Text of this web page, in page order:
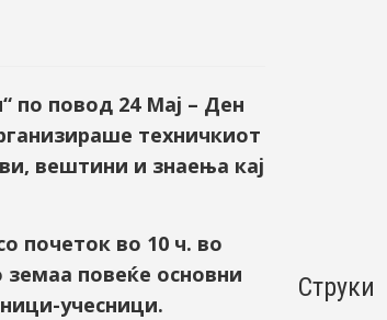
по повод 24 Мај – Ден
техничкиот
вештини и знаења кај
почеток во 10 ч. во
повеќе основни
учесници.
Струки